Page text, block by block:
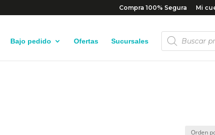
Compra 100% Segura Mi
Bajo pedido Ofertas Sucursales
Búsqueda
de
productos